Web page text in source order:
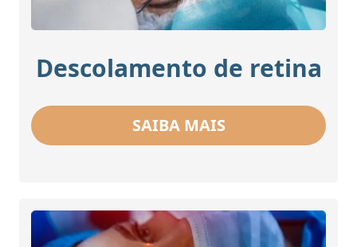
Descolamento de retina
SAIBA MAIS